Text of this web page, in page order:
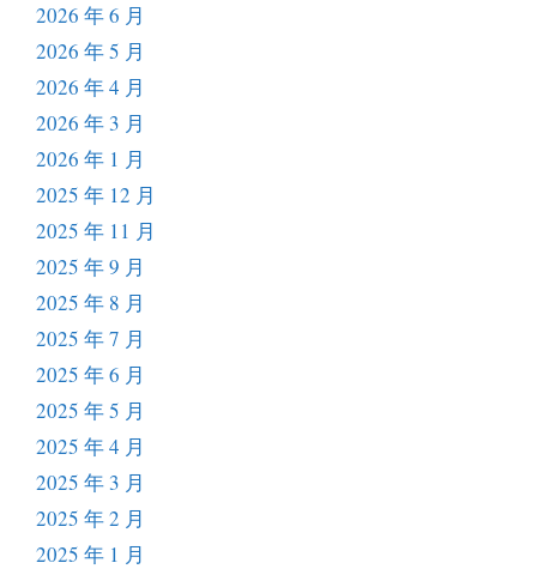
2026 年 6 月
2026 年 5 月
2026 年 4 月
2026 年 3 月
2026 年 1 月
2025 年 12 月
2025 年 11 月
2025 年 9 月
2025 年 8 月
2025 年 7 月
2025 年 6 月
2025 年 5 月
2025 年 4 月
2025 年 3 月
2025 年 2 月
2025 年 1 月